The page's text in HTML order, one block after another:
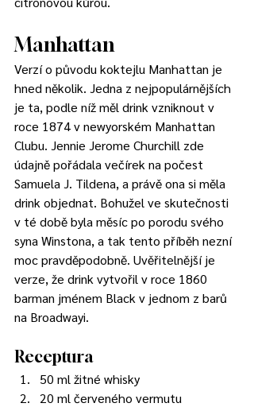
Manhattan
Verzí o původu koktejlu Manhattan je
hned několik. Jedna z nejpopulárnějších
je ta, podle níž měl drink vzniknout v
roce 1874 v newyorském Manhattan
Clubu. Jennie Jerome Churchill zde
údajně pořádala večírek na počest
Samuela J. Tildena, a právě ona si měla
drink objednat. Bohužel ve skutečnosti
v té době byla měsíc po porodu svého
syna Winstona, a tak tento příběh nezní
moc pravděpodobně. Uvěřitelnější je
verze, že drink vytvořil v roce 1860
barman jménem Black v jednom z barů
na Broadwayi.
Receptura
50 ml žitné whisky
20 ml červeného vermutu